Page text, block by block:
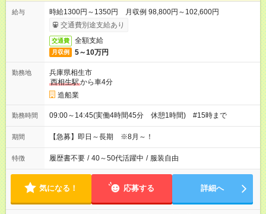
給与
時給1300円～1350円 月収例 98,800円～102,600円
交通費別途支給あり
交通費 全額支給
月収例 5～10万円
勤務地
兵庫県相生市
西相生駅から車4分
造船業
勤務時間 09:00～14:45(実働4時間45分 休憩1時間) #15時まで
期間 【急募】即日～長期 ※8月～！
特徴 履歴書不要 / 40～50代活躍中 / 服装自由
気になる！ 応募する 詳細へ